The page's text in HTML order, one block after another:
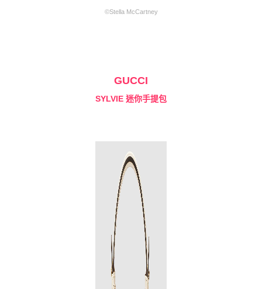
©Stella McCartney
GUCCI
SYLVIE 迷你手提包